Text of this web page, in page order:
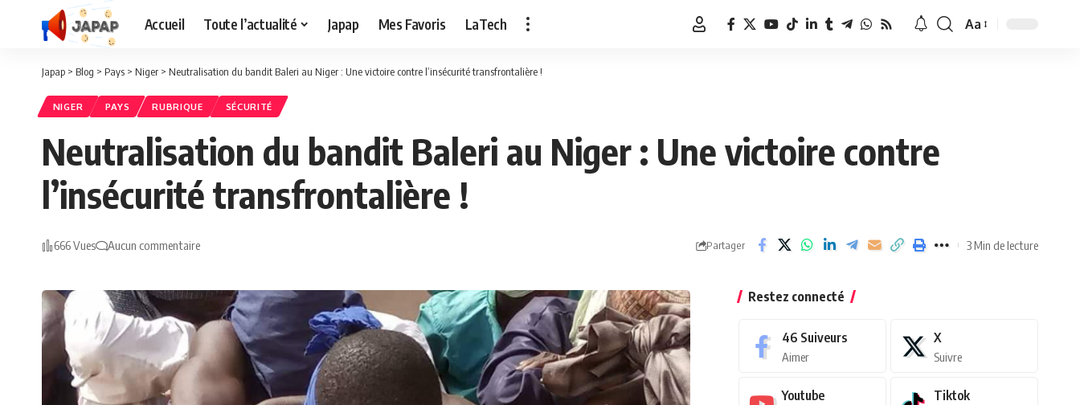
Accueil Toute l’actualité Japap Mes Favoris LaTech
Redimensionner
Aa
Japap > Blog > Pays > Niger > Neutralisation du bandit Baleri au Niger : Une victoire contre l’insécurité transfrontalière !
NIGER PAYS RUBRIQUE SÉCURITÉ
Neutralisation du bandit Baleri au Niger : Une victoire contre
l’insécurité transfrontalière !
666 Vues Aucun commentaire Partager 3 Min de lecture
Restez connecté
46 Suiveurs
Aimer
X
Suivre
Youtube Tiktok